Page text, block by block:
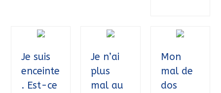
Je suis
enceinte
. Est-ce
Je n’ai
plus
mal au
Mon
mal de
dos